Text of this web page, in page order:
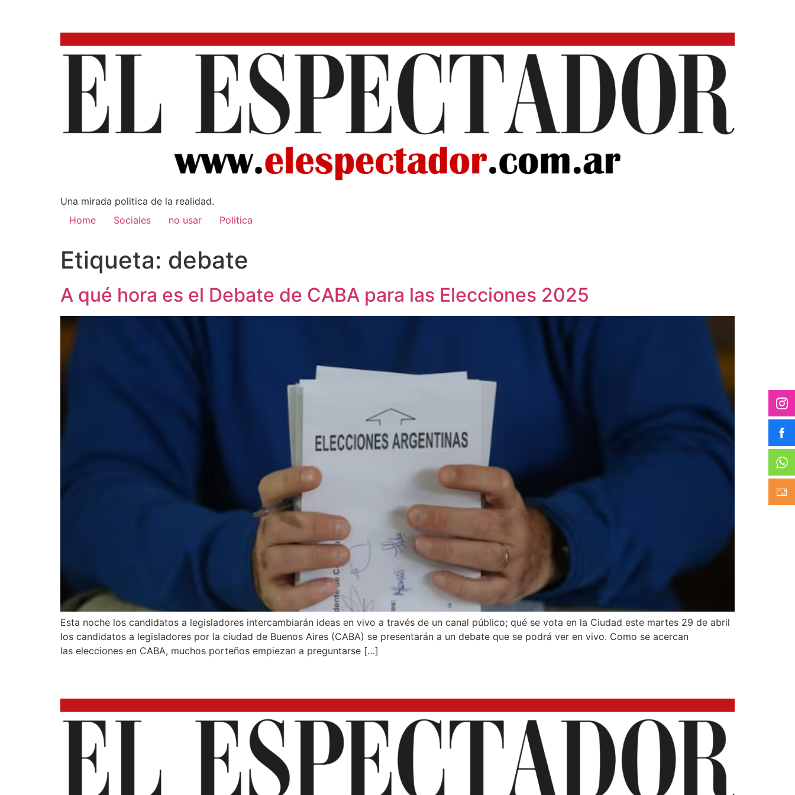
Una mirada poli­tica de la realidad.
Home
Sociales no usar Politica
Etiqueta: debate
A qué hora es el Debate de CABA para las Elecciones 2025
Esta noche los candidatos a legisladores intercambiarán ideas en vivo a través de un canal público; qué se vota en la Ciudad este martes 29 de abril
los candidatos a legisladores por la ciudad de Buenos Aires (CABA) se presentarán a un debate que se podrá ver en vivo. Como se acercan
las elecciones en CABA, muchos porteños empiezan a preguntarse […]